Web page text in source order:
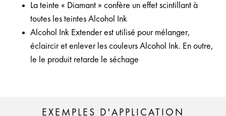
La teinte « Diamant » confère un effet scintillant à
toutes les teintes Alcohol Ink
Alcohol Ink Extender est utilisé pour mélanger,
éclaircir et enlever les couleurs Alcohol Ink. En outre,
le le produit retarde le séchage
EXEMPLES D'APPLICATION